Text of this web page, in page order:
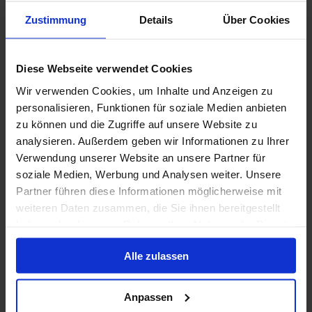
Zustimmung Details Über Cookies
Diese Webseite verwendet Cookies
Wir verwenden Cookies, um Inhalte und Anzeigen zu
personalisieren, Funktionen für soziale Medien anbieten
zu können und die Zugriffe auf unsere Website zu
analysieren. Außerdem geben wir Informationen zu Ihrer
Verwendung unserer Website an unsere Partner für
soziale Medien, Werbung und Analysen weiter. Unsere
Partner führen diese Informationen möglicherweise mit
weiteren Daten zusammen, die Sie ihnen bereitgestellt
gesammelt haben.
Alle zulassen
Anpassen
Volpension
Nachten Geen alternatieven
Binnenhut van
€ 1.409p.p.
Buitenhut van
€ 1.689p.p.
Balkonhutvan
€ 1.829p.p.
Suite
Alleen Cruise
Britse Eilanden vanaf Rotterdam, Nederland met
Van / Naar Rotterdam
Nieuw Statendam